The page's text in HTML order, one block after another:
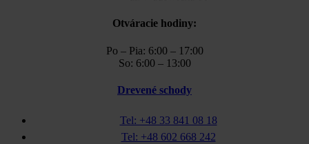
Otváracie hodiny:
Po – Pia: 6:00 – 17:00
So: 6:00 – 13:00
Drevené schody
Tel: +48 33 841 08 18
Tel: +48 602 668 242